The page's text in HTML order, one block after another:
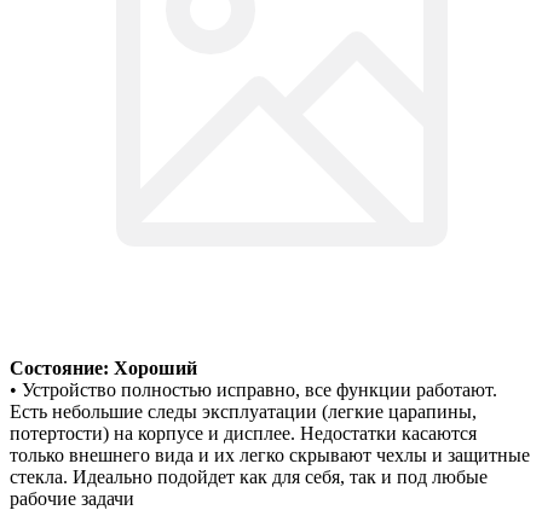
Состояние: Хороший
• Устройство полностью исправно, все функции работают.
Есть небольшие следы эксплуатации (легкие царапины,
потертости) на корпусе и дисплее. Недостатки касаются
только внешнего вида и их легко скрывают чехлы и защитные
стекла. Идеально подойдет как для себя, так и под любые
рабочие задачи